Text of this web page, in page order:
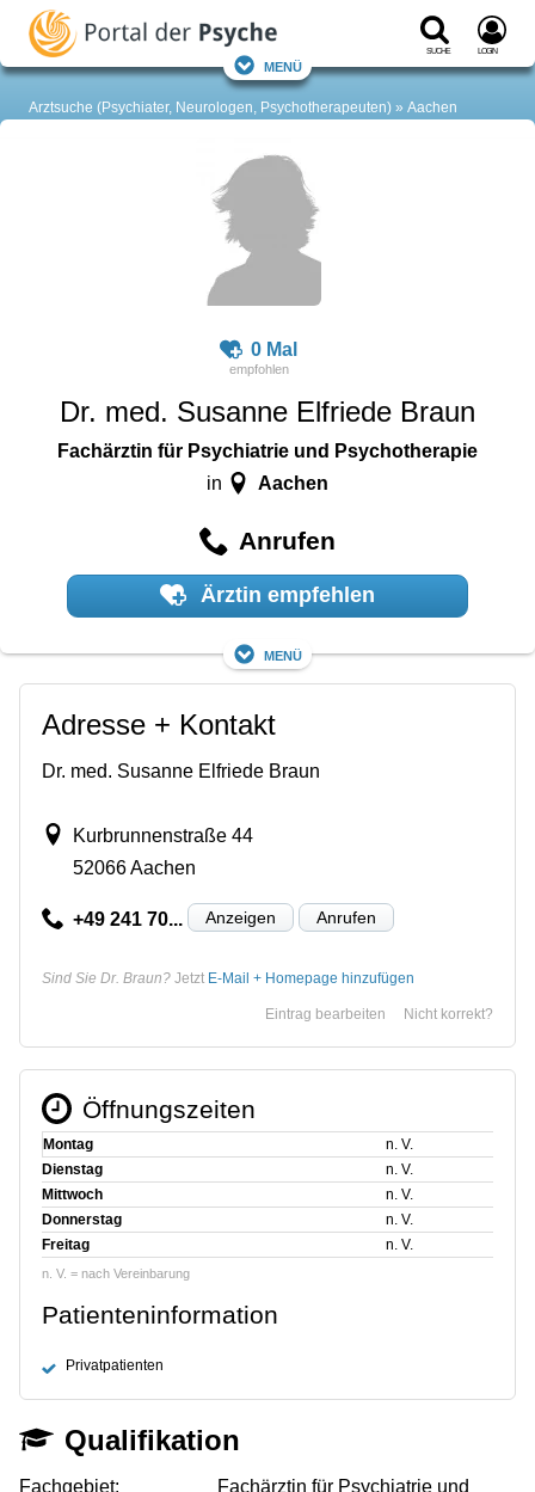
Suche Login
Menü
Arztsuche (Psychiater, Neurologen, Psychotherapeuten) Aachen
0 Mal
Dr. med. Susanne Elfriede Braun
Fachärztin für Psychiatrie und Psychotherapie
in Aachen
Anrufen
Ärztin empfehlen
Menü
Adresse + Kontakt
Dr. med. Susanne Elfriede Braun
Kurbrunnenstraße 44
52066 Aachen
+49 241 70... Anzeigen Anrufen
Sind Sie Dr. Braun? Jetzt E-Mail + Homepage hinzufügen
Nicht korrekt?
Eintrag bearbeiten
Öffnungszeiten
Montag
n. V.
Dienstag
n. V.
Mittwoch
n. V.
Donnerstag
n. V.
Freitag
n. V.
n. V. = nach Vereinbarung
Patienteninformation
Privatpatienten
Qualifikation
Fachgebiet:
Fachärztin für Psychiatrie und